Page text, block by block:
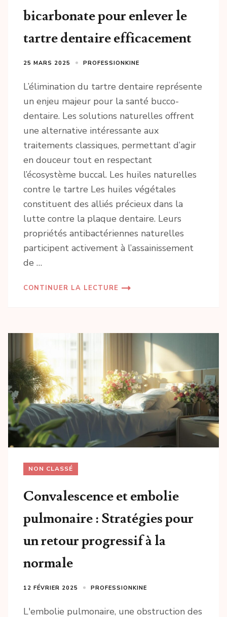
bicarbonate pour enlever le
tartre dentaire efficacement
25 MARS 2025 PROFESSIONKINE
L’élimination du tartre dentaire représente
un enjeu majeur pour la santé bucco-
dentaire. Les solutions naturelles offrent
une alternative intéressante aux
traitements classiques, permettant d’agir
en douceur tout en respectant
l’écosystème buccal. Les huiles naturelles
contre le tartre Les huiles végétales
constituent des alliés précieux dans la
lutte contre la plaque dentaire. Leurs
propriétés antibactériennes naturelles
participent activement à l’assainissement
de …
CONTINUER LA LECTURE
NON CLASSÉ
Convalescence et embolie
pulmonaire : Stratégies pour
un retour progressif à la
normale
12 FÉVRIER 2025 PROFESSIONKINE
L'embolie pulmonaire, une obstruction des